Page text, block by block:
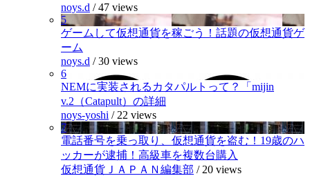
noys.d /47 views
5
ゲームして仮想通貨を稼ごう！話題の仮想通貨ゲ
ーム
noys.d /30 views
6
NEMに実装されるカタパルトって？「mijin
v.2（Catapult）の詳細
noys-yoshi / 22 views
7
電話番号を乗っ取り、仮想通貨を盗む！19歳のハ
ッカーが逮捕！高級車を複数台購入
仮想通貨ＪＡＰＡＮ編集部 / 20 views